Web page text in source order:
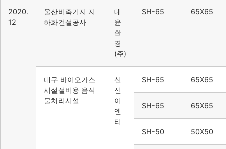
2020.
12
울산비축기지 지
하화건설공사
대
윤
환
경
(주)
SH-65 65X65
대구 바이오가스
시설설비용 음식
물처리시설
신
신
이
앤
티
SH-65 65X65
SH-65 65X65
SH-50 50X50